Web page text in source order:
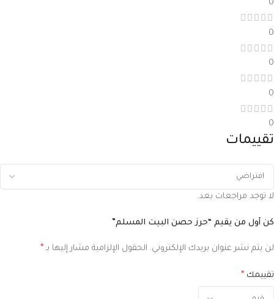
0
0
0
0
0
تقييمات
لا توجد مراجعات بعد.
كن أول من يقيم “حرز حصن البيت المسلم”
لن يتم نشر عنوان بريدك الإلكتروني. الحقول الإلزامية مشار إليها بـ *
تقييمك *